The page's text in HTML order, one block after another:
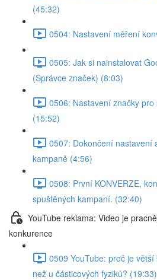
(45:32)
0504: Nastavení měření
0505: Jak si nainstalovat
(Správce značek) (8:03)
0506: Nastavení značky
(15:52)
0507: Dokončení nastavení
kampaně (4:56)
0508: První KONVERZE,
spuštěných kampaní. (32:40)
YouTube reklama: Video je
konkurence
0509 YouTube: proč je
než u částicových fyziků? (19:33)